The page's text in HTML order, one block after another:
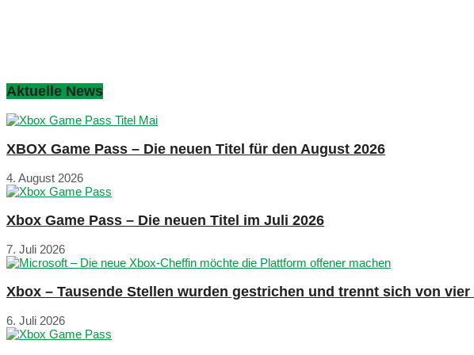
Aktuelle News
XBOX Game Pass – Die neuen Titel für den August 2026
4. August 2026
Xbox Game Pass – Die neuen Titel im Juli 2026
7. Juli 2026
Xbox – Tausende Stellen wurden gestrichen und trennt sich von
6. Juli 2026